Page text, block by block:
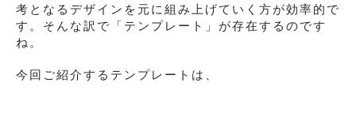
考となるデザインを元に組み上げていく方が効率的で
す。そんな訳で「テンプレート」が存在するのです
ね。
今回ご紹介するテンプレートは、